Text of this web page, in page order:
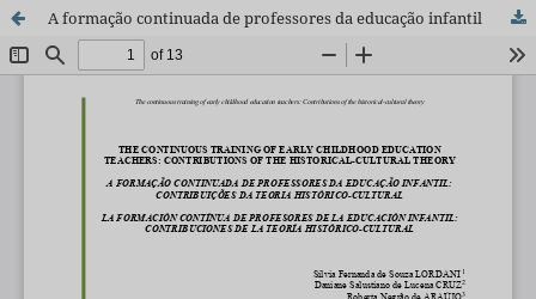
A formação continuada de professores da educação infantil